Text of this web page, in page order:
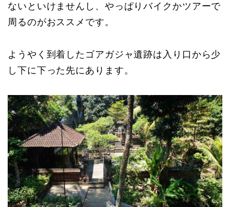
ないといけませんし、やっぱりバイクかツアーで
周るのがおススメです。
ようやく到着したゴアガジャ遺跡は入り口から少
し下に下った先にあります。